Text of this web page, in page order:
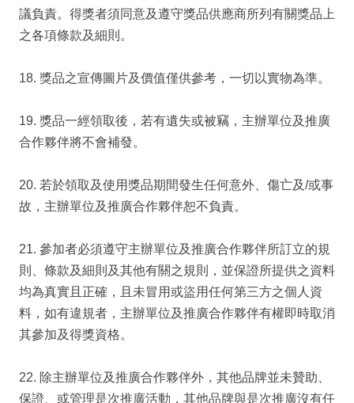
議負責。得獎者須同意及遵守獎品供應商所列有關獎品上
之各項條款及細則。
18. 獎品之宣傳圖片及價值僅供參考，一切以實物為準。
19. 獎品一經領取後，若有遺失或被竊，主辦單位及推廣
合作夥伴將不會補發。
20. 若於領取及使用獎品期間發生任何意外、傷亡及/或事
故，主辦單位及推廣合作夥伴恕不負責。
21. 參加者必須遵守主辦單位及推廣合作夥伴所訂立的規
則、條款及細則及其他有關之規則，並保證所提供之資料
均為真實且正確，且未冒用或盜用任何第三方之個人資
料，如有違規者，主辦單位及推廣合作夥伴有權即時取消
其參加及得獎資格。
22. 除主辦單位及推廣合作夥伴外，其他品牌並未贊助、
保證、或管理是次推廣活動，其他品牌與是次推廣沒有任